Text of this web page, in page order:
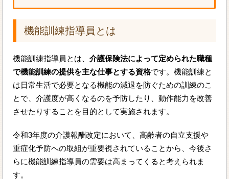
機能訓練指導員とは
機能訓練指導員とは、介護保険法によって定められた職種
で機能訓練の提供を主な仕事とする資格です。機能訓練と
は日常生活で必要となる機能の減退を防ぐための訓練のこ
とで、介護度が高くなるのを予防したり、動作能力を改善
させたりすることを目的として実施されます。
令和3年度の介護報酬改定において、高齢者の自立支援や
重症化予防への取組が重要視されていることから、今後さ
らに機能訓練指導員の需要は高まってくると考えられま
す。